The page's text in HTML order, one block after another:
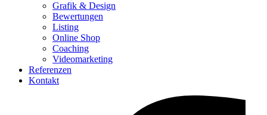
Grafik & Design
Bewertungen
Listing
Online Shop
Coaching
Videomarketing
Referenzen
Kontakt